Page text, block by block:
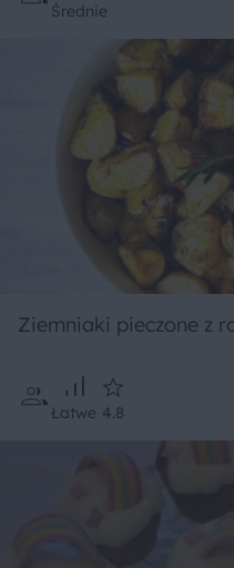
Średnie
Ziemniaki pieczone z
Łatwe 4.8